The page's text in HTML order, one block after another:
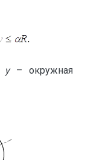
у– окружная